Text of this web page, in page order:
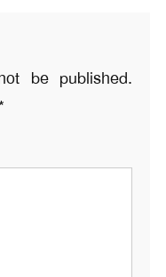
be published.
*